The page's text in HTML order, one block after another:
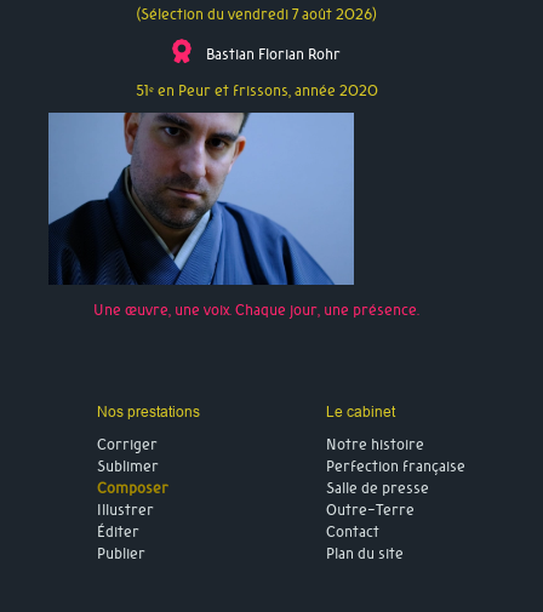
(Sélection du vendredi 7 août 2026)
Bastian Florian Rohr
51een Peur et frissons, année 2020
Une œuvre, une voix. Chaque jour, une présence.
Nos prestations
Corriger
Sublimer
Composer
Illustrer
Éditer
Publier
Le cabinet
Notre histoire
Perfection française
Salle de presse
Outre-Terre
Contact
Plan du site